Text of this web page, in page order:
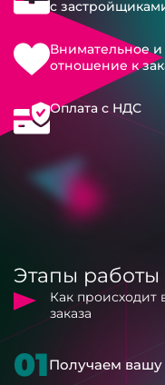
с
Внимательное и
отношение к
Оплата с НДС
Этапы работы
Как происходит
заказа
01Получаем вашу